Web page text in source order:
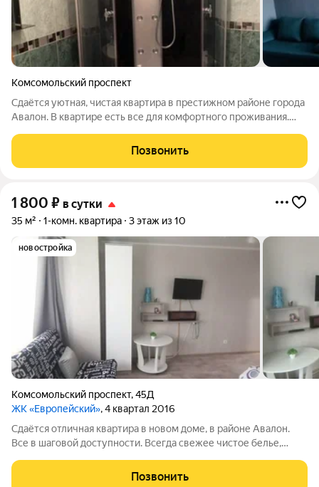
Комсомольский проспект
Сдаётся уютная, чистая квартира в престижном районе города
Авалон. В квартире есть все для комфортного проживания.
отчетных документов. Возможна оплата перечислением на
расчетный счет. Квартира для
Позвонить
1 800 ₽ в сутки
35 м² 1-комн. квартира 3 этаж из 10
новостройка
Комсомольский проспект,45Д
ЖК «Европейский», 4 квартал 2016
Сдаётся отличная квартира в новом доме, в районе Авалон.
Все в шаговой доступности. Всегда свежее чистое белье,
Выдаются отчетные документы, также работаю с
Позвонить